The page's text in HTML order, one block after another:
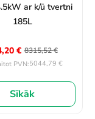
ar k/ū tvertni
185L
8315,52€
€
PVN:5044,79 €
Sīkāk